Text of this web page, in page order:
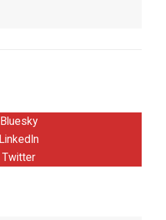
Bluesky
LinkedIn
Twitter